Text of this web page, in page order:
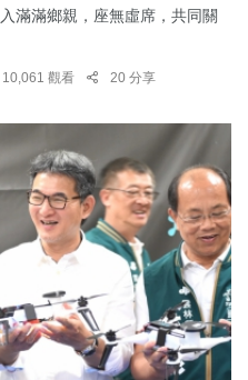
滿滿鄉親，座無虛席，共同關
10,061 觀看 20 分享